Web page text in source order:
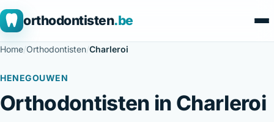
orthodontisten.be
Home/Orthodontisten/Charleroi
HENEGOUWEN
Orthodontisten in Charleroi